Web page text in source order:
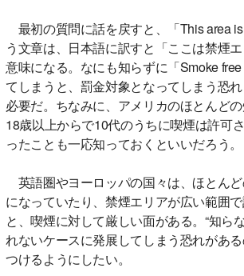
最初の質問に話を戻すと、「This area
う文章は、日本語に訳すと「ここは禁煙
意味になる。なにも知らずに「Smoke
てしまうと、罰金対象となってしまう恐
必要だ。ちなみに、アメリカのほとんど
18歳以上からで10代のうちに喫煙は許可
ったことも一応知っておくといいだろう。
英語圏やヨーロッパの国々は、ほとん
になっていたり、禁煙エリアが広い範囲
と、喫煙に対して厳しい面がある。“知ら
れないケースに発展してしまう恐れがあ
つけるようにしたい。